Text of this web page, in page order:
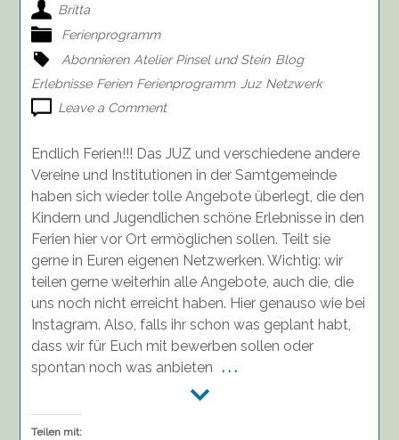
Britta
Ferienprogramm
Abonnieren Atelier Pinsel und Stein Blog
Erlebnisse Ferien Ferienprogramm Juz Netzwerk
Leave a Commenton
Salzhausen
Endlich Ferien!!! Das JUZ und verschiedene andere
Vereine und Institutionen in der Samtgemeinde
haben sich wieder tolle Angebote überlegt, die den
Kindern und Jugendlichen schöne Erlebnisse in den
Ferien hier vor Ort ermöglichen sollen. Teilt sie
gerne in Euren eigenen Netzwerken. Wichtig: wir
teilen gerne weiterhin alle Angebote, auch die, die
uns noch nicht erreicht haben. Hier genauso wie bei
Instagram. Also, falls ihr schon was geplant habt,
dass wir für Euch mit bewerben sollen oder
spontan noch was anbieten . . .
Teilen mit: